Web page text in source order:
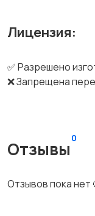
Лицензия:
✅ Разрешено
❌ Запрещена
Отзывы
0
Отзывов пока нет